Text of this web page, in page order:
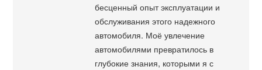
бесценный опыт эксплуатации и
обслуживания этого надежного
автомобиля. Моё увлечение
автомобилями превратилось в
глубокие знания, которыми я с